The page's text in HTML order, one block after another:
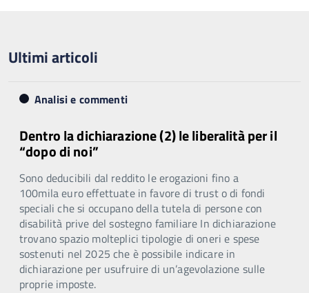
Ultimi articoli
Analisi e commenti
Dentro la dichiarazione (2) le liberalità per il
“dopo di noi”
Sono deducibili dal reddito le erogazioni fino a
100mila euro effettuate in favore di trust o di fondi
speciali che si occupano della tutela di persone con
disabilità prive del sostegno familiare In dichiarazione
trovano spazio molteplici tipologie di oneri e spese
sostenuti nel 2025 che è possibile indicare in
dichiarazione per usufruire di un’agevolazione sulle
proprie imposte.